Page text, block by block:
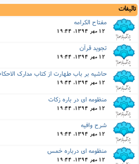
تالیفات
مفتاح الکرامه
12 مهر 1394, 19:44
تجوید قرآن
12 مهر 1394, 19:44
حاشیه بر باب طهارت از کتاب مدارک الاحکام
12 مهر 1394, 19:44
منظومه اى در باره زکات
12 مهر 1394, 19:44
شرح وافیه
12 مهر 1394, 19:44
منظومه اى درباره خمس
12 مهر 1394, 19:44